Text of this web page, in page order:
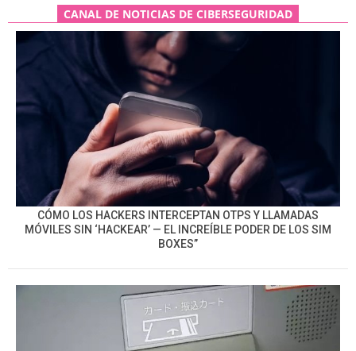
CANAL DE NOTICIAS DE CIBERSEGURIDAD
CÓMO LOS HACKERS INTERCEPTAN OTPS Y LLAMADAS
MÓVILES SIN ‘HACKEAR’ — EL INCREÍBLE PODER DE LOS SIM
BOXES”